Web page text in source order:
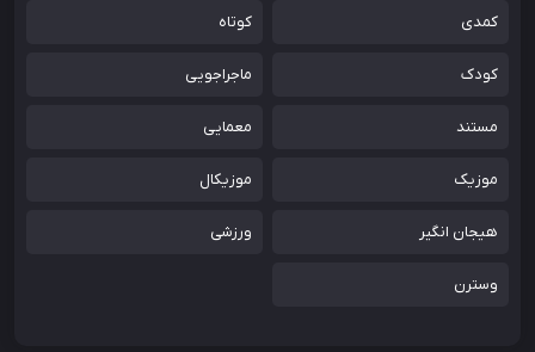
کمدی کوتاه
کودک ماجراجویی
مستند معمایی
موزیک موزیکال
هیجان انگیر ورزشی
وسترن